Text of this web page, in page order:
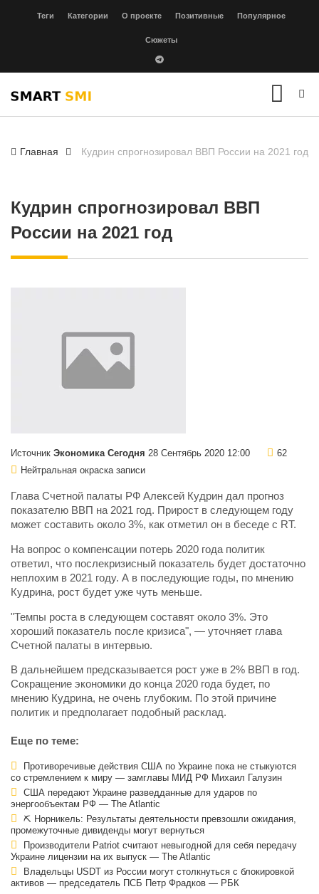
Теги Категории О проекте Позитивные Популярное
Сюжеты
Главная Кудрин спрогнозировал ВВП России на 2021 год
Кудрин спрогнозировал ВВП
России на 2021 год
Источник Экономика Сегодня 28 Сентябрь 2020 12:00
62
Нейтральная окраска записи
Глава Счетной палаты РФ Алексей Кудрин дал прогноз
показателю ВВП на 2021 год. Прирост в следующем году
может составить около 3%, как отметил он в беседе с RT.
На вопрос о компенсации потерь 2020 года политик
ответил, что послекризисный показатель будет достаточно
неплохим в 2021 году. А в последующие годы, по мнению
Кудрина, рост будет уже чуть меньше.
"Темпы роста в следующем составят около 3%. Это
хороший показатель после кризиса", — уточняет глава
Счетной палаты в интервью.
В дальнейшем предсказывается рост уже в 2% ВВП в год.
Сокращение экономики до конца 2020 года будет, по
мнению Кудрина, не очень глубоким. По этой причине
политик и предполагает подобный расклад.
Еще по теме:
Противоречивые действия США по Украине пока не стыкуются
со стремлением к миру — замглавы МИД РФ Михаил Галузин
США передают Украине разведданные для ударов по
энергообъектам РФ — The Atlantic
⛏ Норникель: Результаты деятельности превзошли ожидания,
промежуточные дивиденды могут вернуться
Производители Patriot считают невыгодной для себя передачу
Украине лицензии на их выпуск — The Atlantic
Владельцы USDT из России могут столкнуться с блокировкой
активов — председатель ПСБ Петр Фрадков — РБК